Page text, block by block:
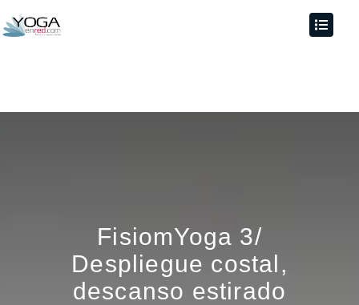
FisiomYoga 3/
Despliegue costal,
descanso estirado